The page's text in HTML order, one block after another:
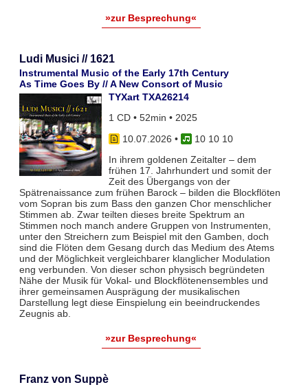
»zur Besprechung«
Ludi Musici // 1621
Instrumental Music of the Early 17th Century
As Time Goes By // A New Consort of Music
TYXart TXA26214
1 CD • 52min • 2025
10.07.2026 •
10 10 10
In ihrem goldenen Zeitalter – dem
frühen 17. Jahrhundert und somit der
Zeit des Übergangs von der
Spätrenaissance zum frühen Barock – bilden die Blockflöten
vom Sopran bis zum Bass den ganzen Chor menschlicher
Stimmen ab. Zwar teil­ten dieses breite Spektrum an
Stimmen noch manch andere Gruppen von Instrumenten,
unter den Streichern zum Bei­spiel mit den Gamben, doch
sind die Flöten dem Gesang durch das Medium des Atems
und der Möglichkeit vergleich­barer klanglicher Modulation
eng verbunden. Von dieser schon physisch begründeten
Nähe der Musik für Vokal- und Blockflö­tenensembles und
ihrer gemeinsamen Ausprägung der musikalischen
Darstellung legt diese Einspielung ein beeindruckendes
Zeugnis ab.
»zur Besprechung«
Franz von Suppè